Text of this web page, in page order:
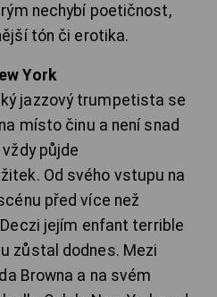
nechybí poetičnost,
tón či erotika.
York
jazzový trumpetista se
místo činu a není snad
půjde
Od svého vstupu na
před více než
jejím enfant terrible
zůstal dodnes. Mezi
Browna a na svém